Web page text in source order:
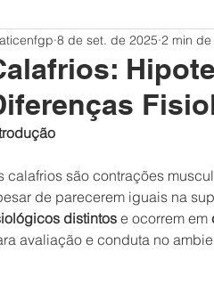
8 de set. de 2025 2 min
calafrios são contrações
de parecerem iguais na
distintos e ocorrem em
avaliação e conduta no